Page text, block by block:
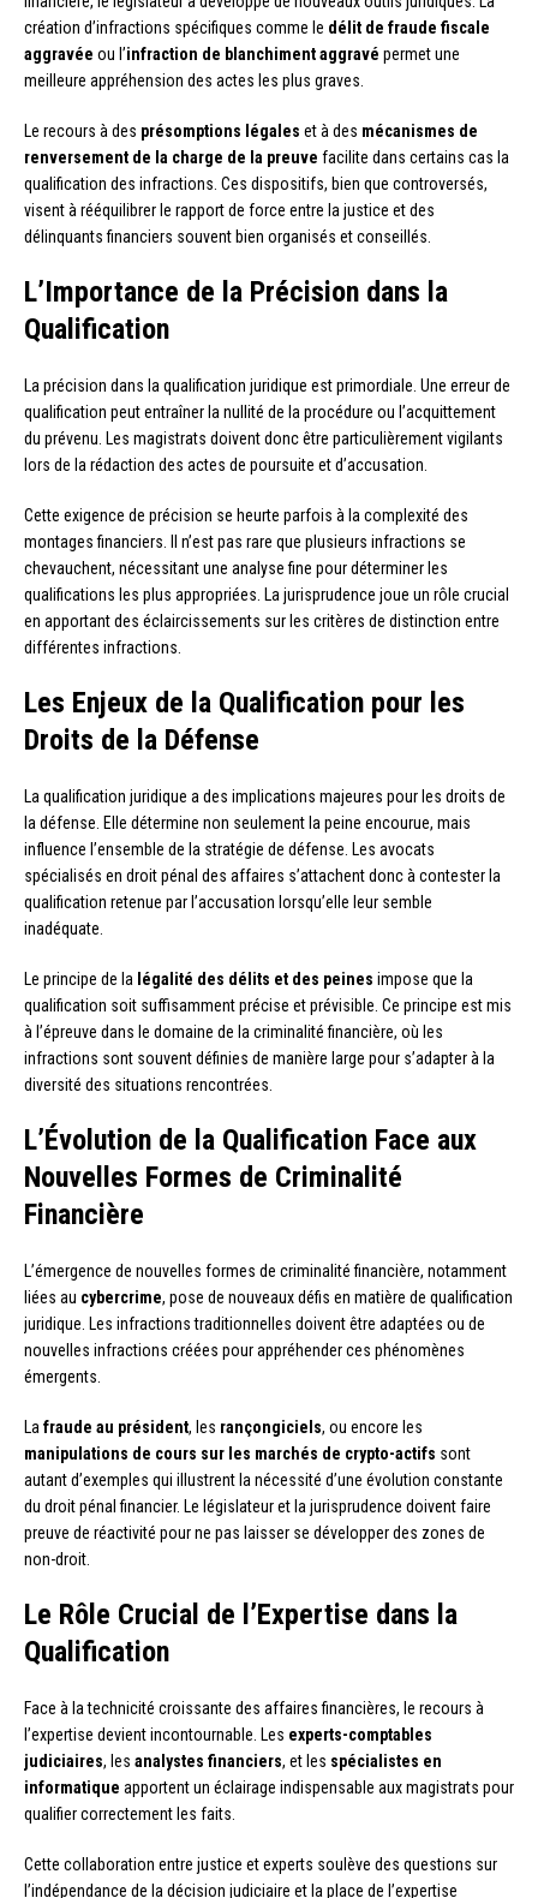
création d’infractions spécifiques comme le délit de fraude fiscale
aggravée ou l’infraction de blanchiment aggravé permet une
meilleure appréhension des actes les plus graves.
Le recours à des présomptions légales et à des mécanismes de
renversement de la charge de la preuve facilite dans certains cas la
qualification des infractions. Ces dispositifs, bien que controversés,
visent à rééquilibrer le rapport de force entre la justice et des
délinquants financiers souvent bien organisés et conseillés.
L’Importance de la Précision dans la
Qualification
La précision dans la qualification juridique est primordiale. Une erreur de
qualification peut entraîner la nullité de la procédure ou l’acquittement
du prévenu. Les magistrats doivent donc être particulièrement vigilants
lors de la rédaction des actes de poursuite et d’accusation.
Cette exigence de précision se heurte parfois à la complexité des
montages financiers. Il n’est pas rare que plusieurs infractions se
chevauchent, nécessitant une analyse fine pour déterminer les
qualifications les plus appropriées. La jurisprudence joue un rôle crucial
en apportant des éclaircissements sur les critères de distinction entre
différentes infractions.
Les Enjeux de la Qualification pour les
Droits de la Défense
La qualification juridique a des implications majeures pour les droits de
la défense. Elle détermine non seulement la peine encourue, mais
influence l’ensemble de la stratégie de défense. Les avocats
spécialisés en droit pénal des affaires s’attachent donc à contester la
qualification retenue par l’accusation lorsqu’elle leur semble
inadéquate.
Le principe de la légalité des délits et des peines impose que la
qualification soit suffisamment précise et prévisible. Ce principe est mis
à l’épreuve dans le domaine de la criminalité financière, où les
infractions sont souvent définies de manière large pour s’adapter à la
diversité des situations rencontrées.
L’Évolution de la Qualification Face aux
Nouvelles Formes de Criminalité
Financière
L’émergence de nouvelles formes de criminalité financière, notamment
liées au cybercrime, pose de nouveaux défis en matière de qualification
juridique. Les infractions traditionnelles doivent être adaptées ou de
nouvelles infractions créées pour appréhender ces phénomènes
émergents.
La fraude au président, les rançongiciels, ou encore les
manipulations de cours sur les marchés de crypto-actifs sont
autant d’exemples qui illustrent la nécessité d’une évolution constante
du droit pénal financier. Le législateur et la jurisprudence doivent faire
preuve de réactivité pour ne pas laisser se développer des zones de
non-droit.
Le Rôle Crucial de l’Expertise dans la
Qualification
Face à la technicité croissante des affaires financières, le recours à
l’expertise devient incontournable. Les experts-comptables
judiciaires, les analystes financiers, et les spécialistes en
informatique apportent un éclairage indispensable aux magistrats pour
qualifier correctement les faits.
Cette collaboration entre justice et experts soulève des questions sur
l’indépendance de la décision judiciaire et la place de l’expertise